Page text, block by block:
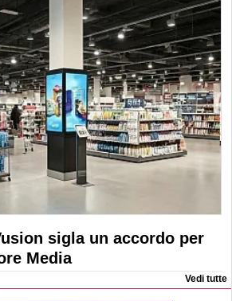
sigla un accordo per
Media
Vedi tutte